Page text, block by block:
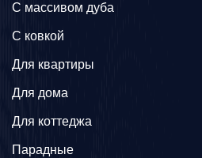
C массивом дуба
C ковкой
Для квартиры
Для дома
Для коттеджа
Парадные